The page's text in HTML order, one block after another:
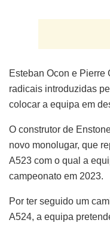
Esteban Ocon e Pierre
radicais introduzidas
colocar a equipa em
O construtor de
novo monolugar, que
A523 com o qual a
campeonato em 2023.
Por ter seguido um
A524, a equipa